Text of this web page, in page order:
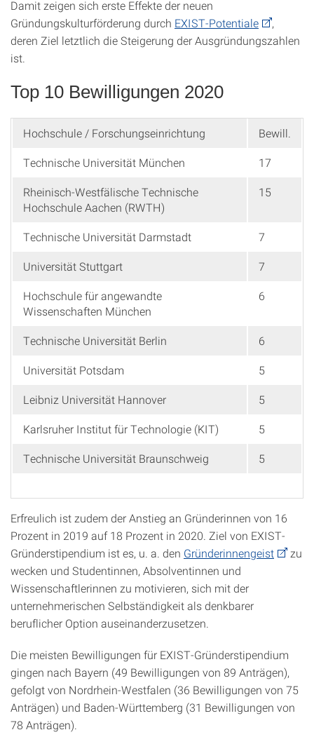
Damit zeigen sich erste Effekte der neuen
Gründungskulturförderung durch EXIST-Potentiale
,
deren Ziel letztlich die Steigerung der Ausgründungszahlen
ist.
Top 10 Bewilligungen 2020
Hochschule / Forschungseinrichtung
Bewill.
Technische Universität München
17
Rheinisch-Westfälische Technische
Hochschule Aachen (RWTH)
15
Technische Universität Darmstadt
7
Universität Stuttgart
7
Hochschule für angewandte
Wissenschaften München
6
Technische Universität Berlin
6
Universität Potsdam
5
Leibniz Universität Hannover
5
Karlsruher Institut für Technologie (KIT)
5
Technische Universität Braunschweig
5
Erfreulich ist zudem der Anstieg an Gründerinnen von 16
Prozent in 2019 auf 18 Prozent in 2020. Ziel von EXIST-
Gründerstipendium ist es, u. a. den Gründerinnengeist
zu
wecken und Studentinnen, Absolventinnen und
Wissenschaftlerinnen zu motivieren, sich mit der
unternehmerischen Selbständigkeit als denkbarer
beruflicher Option auseinanderzusetzen.
Die meisten Bewilligungen für EXIST-Gründerstipendium
gingen nach Bayern (49 Bewilligungen von 89 Anträgen),
gefolgt von Nordrhein-Westfalen (36 Bewilligungen von 75
Anträgen) und Baden-Württemberg (31 Bewilligungen von
78 Anträgen).